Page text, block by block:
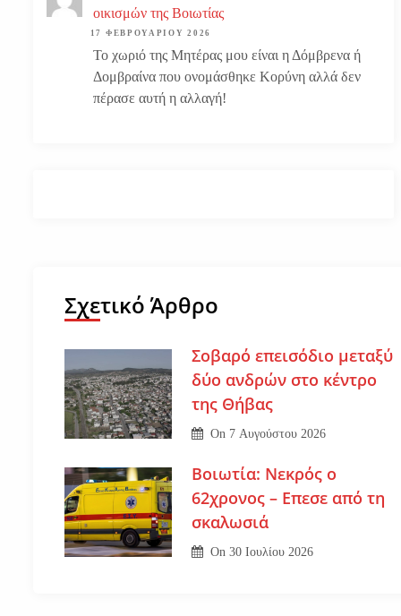
οικισμών της Βοιωτίας
17 ΦΕΒΡΟΥΑΡΊΟΥ 2026
Το χωριό της Μητέρας μου είναι η Δόμβρενα ή
Δομβραίνα που ονομάσθηκε Κορύνη αλλά δεν
πέρασε αυτή η αλλαγή!
Σχετικό Άρθρο
Σοβαρό επεισόδιο μεταξύ
δύο ανδρών στο κέντρο
της Θήβας
On 7 Αυγούστου 2026
Βοιωτία: Νεκρός ο
62χρονος – Επεσε από τη
σκαλωσιά
On30 Ιουλίου 2026